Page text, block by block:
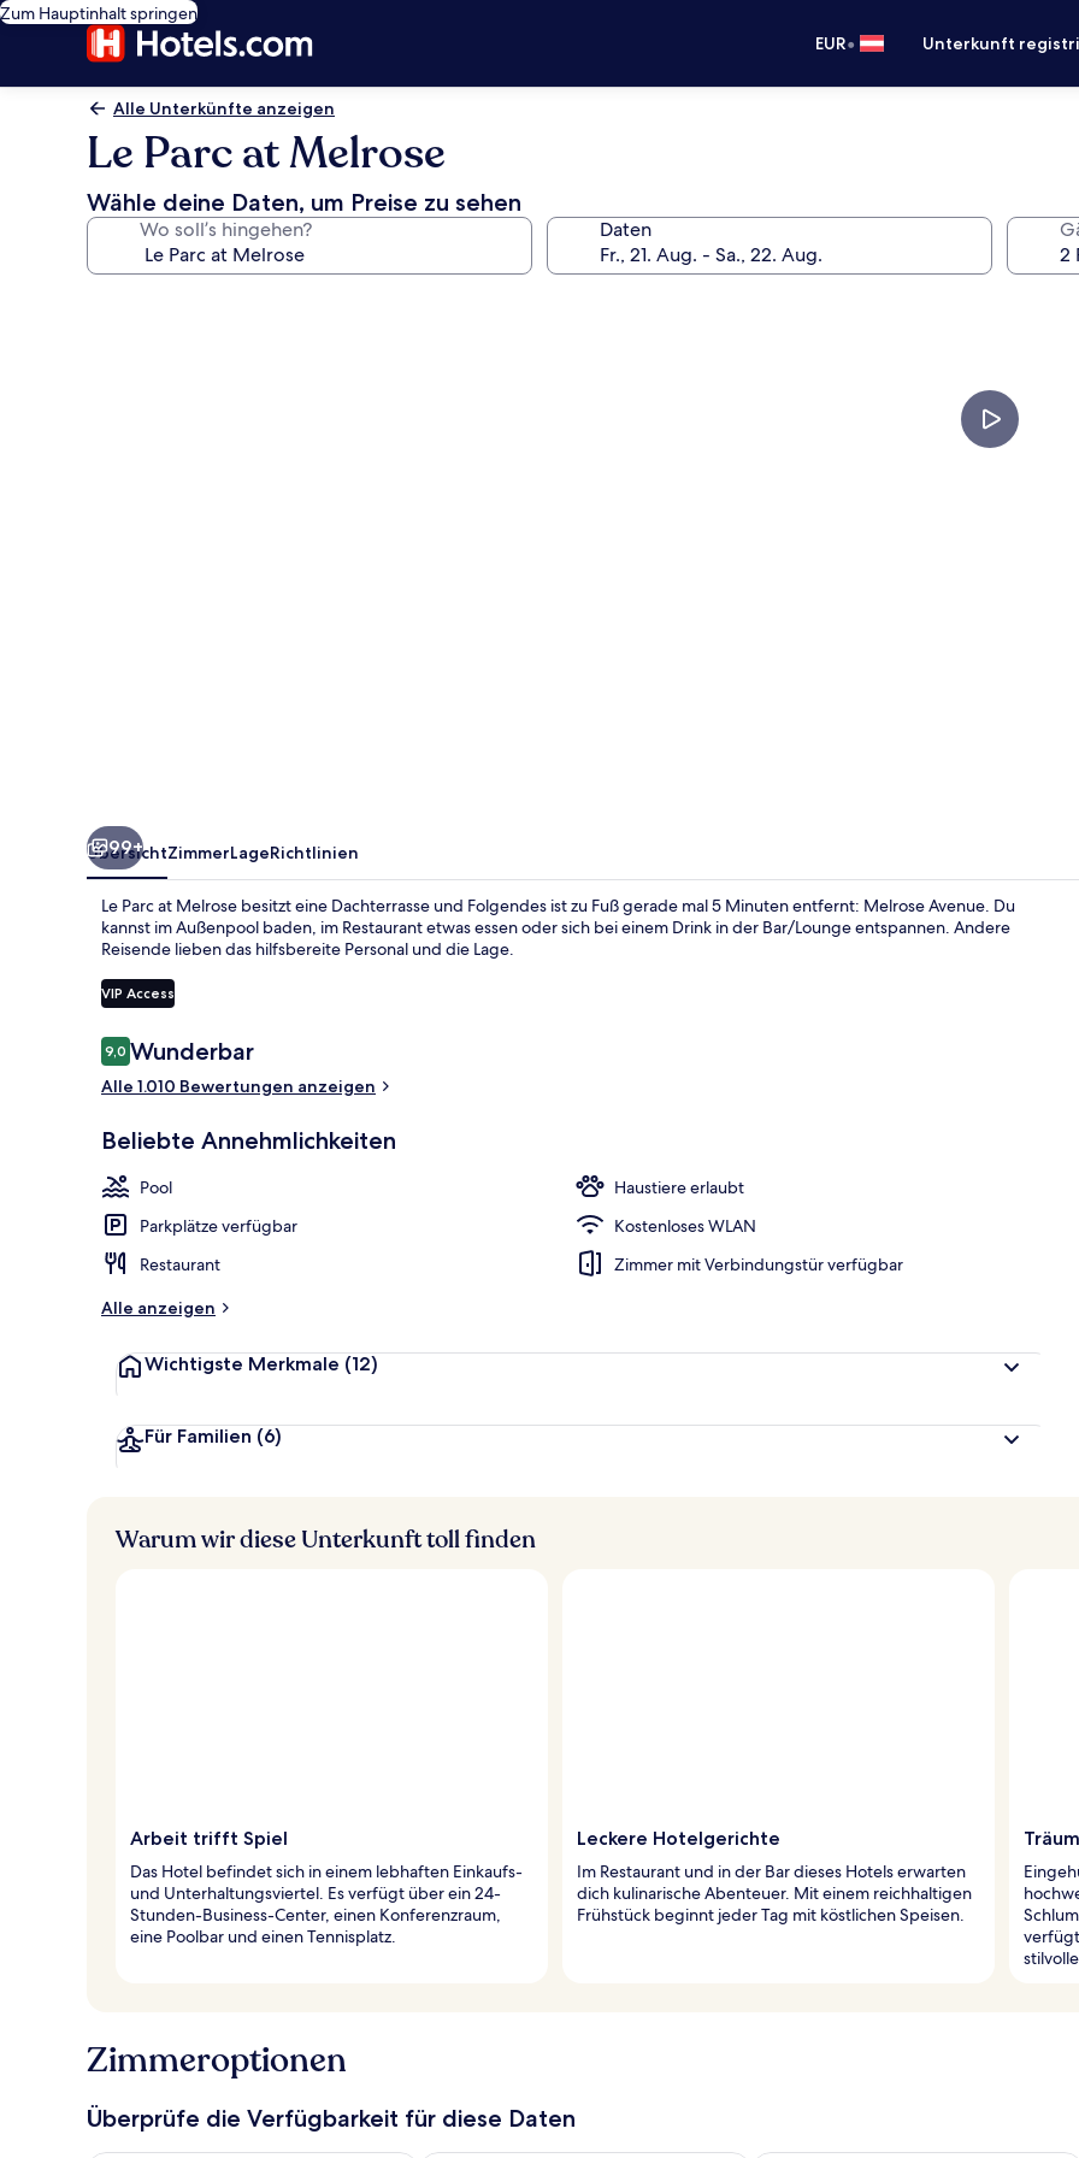
Zum Hauptinhalt springen
EUR• Unterkunft
Alle Unterkünfte anzeigen
Le Parc at Melrose
Wähle deine Daten, um Preise zu sehen
Wo soll’s hingehen? Daten
99+
ÜbersichtZimmerLageRichtlinien
Le Parc at Melrose besitzt eine Dachterrasse und Folgendes ist zu Fuß gerade mal 5 Minuten entfernt: Melrose Avenue. Du
kannst im Außenpool baden, im Restaurant etwas essen oder sich bei einem Drink in der Bar/Lounge entspannen. Andere
Reisende lieben das hilfsbereite Personal und die Lage.
VIP Access
Bewertungen
9,09,0 von 10.
Wunderbar
Alle 1.010 Bewertungen anzeigen
Beliebte Annehmlichkeiten
Pool
Haustiere erlaubt
Parkplätze verfügbar
Kostenloses WLAN
Restaurant
Zimmer mit Verbindungstür verfügbar
Alle anzeigen
Wichtigste Merkmale (12)
Für Familien (6)
Warum wir diese Unterkunft toll finden
Arbeit trifft Spiel
Das Hotel befindet sich in einem lebhaften Einkaufs-
und Unterhaltungsviertel. Es verfügt über ein 24-
Stunden-Business-Center, einen Konferenzraum,
eine Poolbar und einen Tennisplatz.
Leckere Hotelgerichte
Im Restaurant und in der Bar dieses Hotels erwarten
dich kulinarische Abenteuer. Mit einem reichhaltigen
Frühstück beginnt jeder Tag mit köstlichen Speisen.
Zimmeroptionen
Überprüfe die Verfügbarkeit für diese Daten